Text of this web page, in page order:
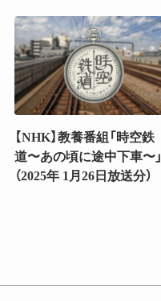
【NHK】教養番組「時空鉄
道〜あの頃に途中下車〜」
（2025年 1月26日放送分）